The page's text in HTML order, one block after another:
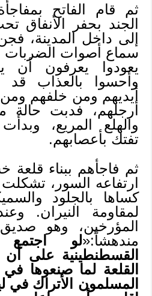
ثم قام الفاتح
الجند بحفر الأنفاق
إلى داخل المدينة،
سماع أصوات الضربات
يعودوا يعرفون أن
وأحسوا بالعذاب
أيديهم ومن خلفهم
أرجلهم، فدبت حالة
والهلع المريع،
تفتك بأعصابهم.
ثم فاجأهم ببناء
ارتفاعه السور،
كساها بالجلود
لمقاومة النيران.
المؤرخين، وهو صديق
مندهشاً:«لو
القسطنطينية على
القلعة لما صنعوها
المسلمون الأتراك في